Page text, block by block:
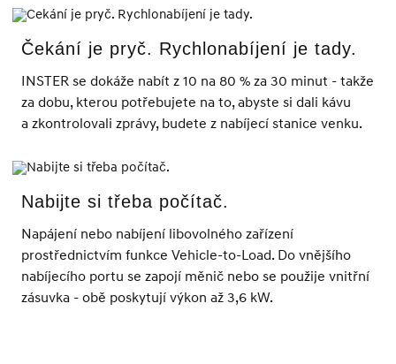
Čekání je pryč. Rychlonabíjení je tady.
INSTER se dokáže nabít z 10 na 80 % za 30 minut - takže
za dobu, kterou potřebujete na to, abyste si dali kávu
a zkontrolovali zprávy, budete z nabíjecí stanice venku.
Nabijte si třeba počítač.
Napájení nebo nabíjení libovolného zařízení
prostřednictvím funkce Vehicle-to-Load. Do vnějšího
nabíjecího portu se zapojí měnič nebo se použije vnitřní
zásuvka - obě poskytují výkon až 3,6 kW.